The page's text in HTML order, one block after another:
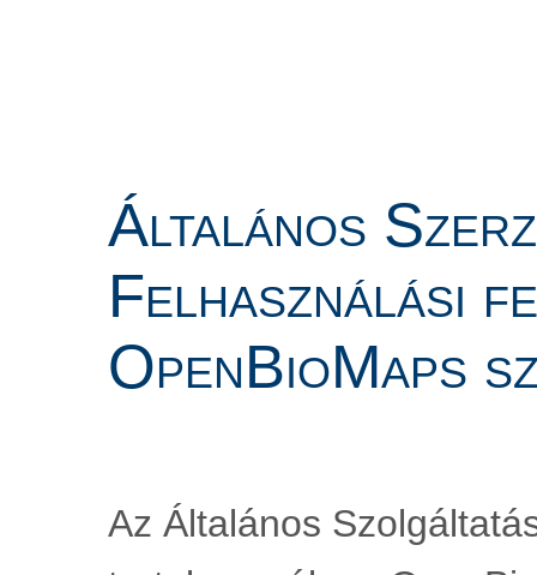
Általános
Felhasználási
OpenBioMaps
Az Általános